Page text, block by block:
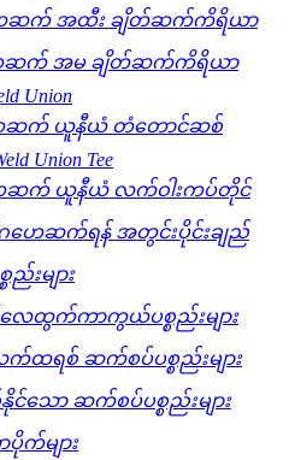
ေဆက် အထီး ချိတ်ဆက်ကိရိယာ
ေဆက် အမ ချိတ်ဆက်ကိရိယာ
Union
ေဆက် ယူနီယံ တံတောင်ဆစ်
Union Tee
ေဆက် ယူနီယံ လက်ဝါးကပ်တိုင်
ဟေဆက်ရန် အတွင်းပိုင်းချည်
းများ
လေထွက်ကာကွယ်ပစ္စည်းများ
က်ထရစ် ဆက်စပ်ပစ္စည်းများ
နိုင်သော ဆက်စပ်ပစ္စည်းများ
ပိုက်များ